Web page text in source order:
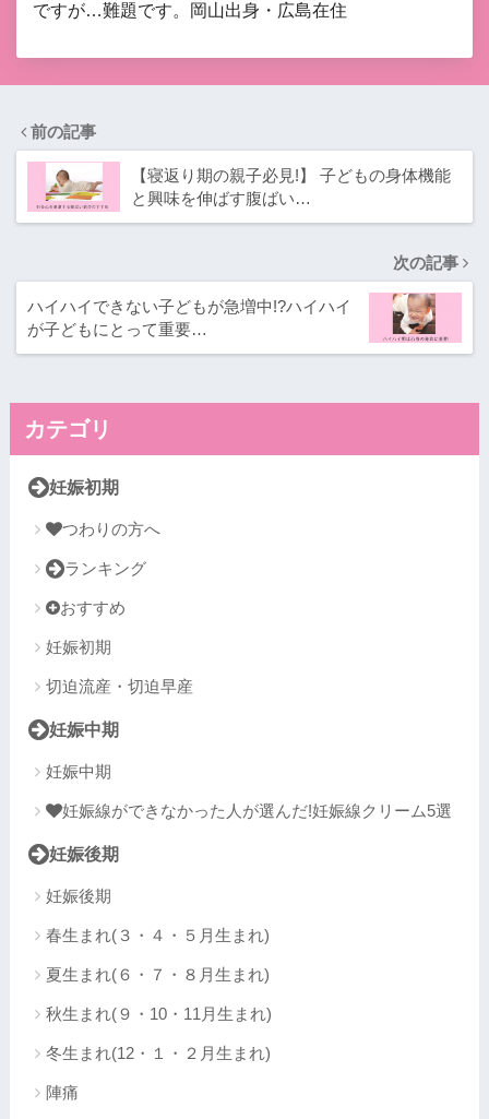
ですが…難題です。岡山出身・広島在住
前の記事
【寝返り期の親子必見!】 子どもの身体機能
と興味を伸ばす腹ばい…
次の記事
ハイハイできない子どもが急増中!?ハイハイ
が子どもにとって重要…
カテゴリ
妊娠初期
つわりの方へ
ランキング
おすすめ
妊娠初期
切迫流産・切迫早産
妊娠中期
妊娠中期
妊娠線ができなかった人が選んだ!妊娠線クリーム5選
妊娠後期
妊娠後期
春生まれ(３・４・５月生まれ)
夏生まれ(６・７・８月生まれ)
秋生まれ(９・10・11月生まれ)
冬生まれ(12・１・２月生まれ)
陣痛